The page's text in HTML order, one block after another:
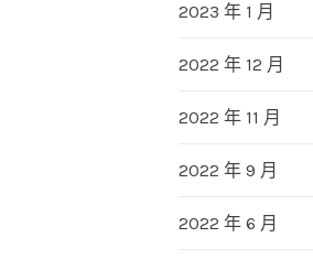
2023 年 1 月
2022 年 12 月
2022 年 11 月
2022 年 9 月
2022 年 6 月